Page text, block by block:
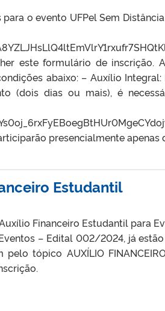
o evento UFPel Sem
este formulário de inscrição.
abaixo: – Auxílio
(dois dias ou mais), é
presencialmente apenas
Estudantil
Financeiro Estudantil para
– Edital 002/2024, já
tópico AUXÍLIO